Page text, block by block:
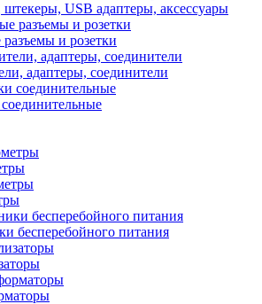
штекеры, USB адаптеры, аксессуары
и розетки
адаптеры, соединители
бесперебойного питания